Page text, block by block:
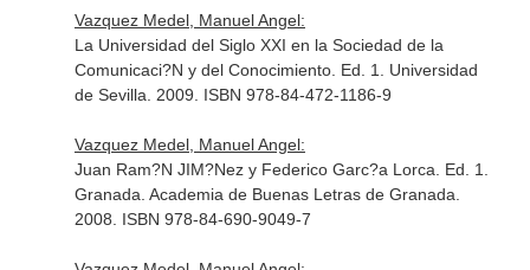
Vazquez Medel, Manuel Angel:
La Universidad del Siglo XXI en la Sociedad de la
Comunicaci?N y del Conocimiento. Ed. 1. Universidad
de Sevilla. 2009. ISBN 978-84-472-1186-9
Vazquez Medel, Manuel Angel:
Juan Ram?N JIM?Nez y Federico Garc?a Lorca. Ed. 1.
Granada. Academia de Buenas Letras de Granada.
2008. ISBN 978-84-690-9049-7